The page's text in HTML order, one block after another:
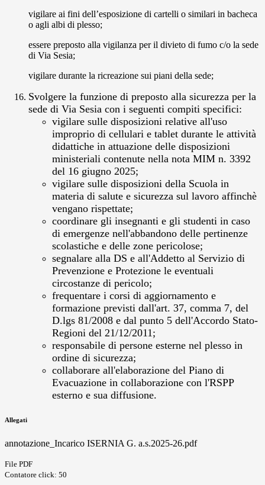
vigilare ai fini dell’esposizione di cartelli o similari in bacheca
o agli albi di plesso;
essere preposto alla vigilanza per il divieto di fumo c/o la sede
di Via Sesia;
vigilare durante la ricreazione sui piani della sede;
Svolgere la funzione di preposto alla sicurezza per la
sede di Via Sesia con i seguenti compiti specifici:
vigilare sulle disposizioni relative all'uso
improprio di cellulari e tablet durante le attività
didattiche in attuazione delle disposizioni
ministeriali contenute nella nota MIM n. 3392
del 16 giugno 2025;
vigilare sulle disposizioni della Scuola in
materia di salute e sicurezza sul lavoro affinchè
vengano rispettate;
coordinare gli insegnanti e gli studenti in caso
di emergenze nell'abbandono delle pertinenze
scolastiche e delle zone pericolose;
segnalare alla DS e all'Addetto al Servizio di
Prevenzione e Protezione le eventuali
circostanze di pericolo;
frequentare i corsi di aggiornamento e
formazione previsti dall'art. 37, comma 7, del
D.lgs 81/2008 e dal punto 5 dell'Accordo Stato-
Regioni del 21/12/2011;
responsabile di persone esterne nel plesso in
ordine di sicurezza;
collaborare all'elaborazione del Piano di
Evacuazione in collaborazione con l'RSPP
esterno e sua diffusione.
Allegati
annotazione_Incarico ISERNIA G. a.s.2025-26.pdf
File PDF
Contatore click: 50